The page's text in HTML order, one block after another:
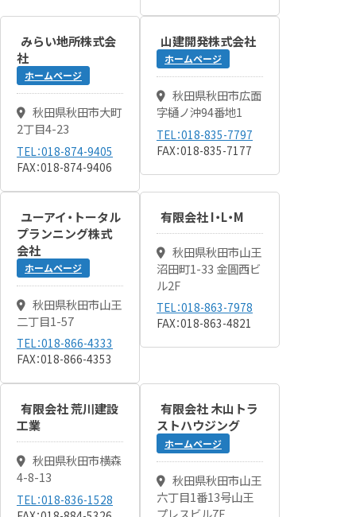
みらい地所株式会
社
ホームページ
秋田県秋田市大町
2丁目4-23
TEL：018-874-9405
FAX：018-874-9406
山建開発株式会社
ホームページ
秋田県秋田市広面
字樋ノ沖94番地1
TEL：018-835-7797
FAX：018-835-7177
ユーアイ・トータル
プランニング株式
会社
ホームページ
秋田県秋田市山王
二丁目1-57
TEL：018-866-4333
FAX：018-866-4353
有限会社 I・L・M
秋田県秋田市山王
沼田町1-33 金圓西ビ
ル2F
TEL：018-863-7978
FAX：018-863-4821
有限会社 荒川建設
工業
秋田県秋田市横森
4-8-13
TEL：018-836-1528
有限会社 木山トラ
ストハウジング
ホームページ
秋田県秋田市山王
六丁目1番13号山王
プレスビル7F